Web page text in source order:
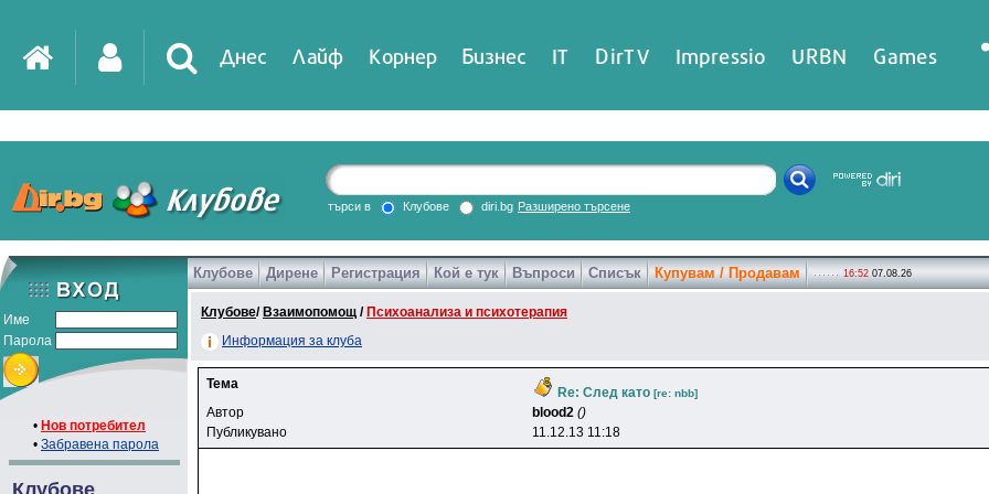
Днес Лайф Корнер Бизнес IT DirTV Impressio URBN Games
търси в Клубове diri.bg Разширено търсене
Име
Парола
• Нов потребител
• Забравена парола
Клубове
Клубове Дирене Регистрация Кой е тук Въпроси Списък Купувам / Продавам 16:52 07.08.26
Клубове/ Взаимопомощ / Психоанализа и психотерапия
Информация за клуба
Тема
Re: След като [re: nbb]
Автор blood2 ()
Публикувано
11.12.13 11:18